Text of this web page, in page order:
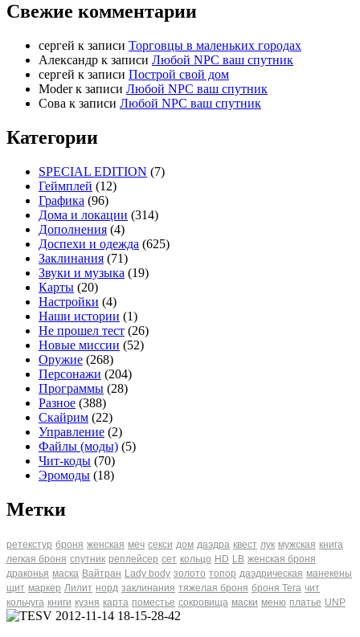
Свежие комментарии
cергей к записи Торговцы в маленьких городах
Александр к записи Любой NPC ваш спутник
cергей к записи Построй свой дом
Moderк записи Любой NPC ваш спутник
Сова к записи Любой NPC ваш спутник
Категории
SPECIAL EDITION (7)
Геймплей (12)
Графика (96)
Дома и локации (314)
Дополнения (4)
Доспехи и одежда (625)
Заклинания (71)
Звуки и музыка (19)
Карты (20)
Настройки (4)
Наши истории (1)
Не прошел тест (26)
Новые миссии (52)
Оружие (268)
Персонажи (204)
Программы (28)
Разное (388)
Скайрим (22)
Управление (2)
Файлы (моды) (5)
Чит-коды (70)
Эромоды (18)
Метки
ретекстур броня женская меч секси дом даэдра квест лук мужская книга
легкая броня спутник реплейсер сет кольцо HD LB женская броня
драконья маска Вайтран Lady body золото топор даэдрическая манекены
щит маркер Лилит норд заклинания тяжелая броня броня Tera чит
кольчуга книги кузня карта поместье сокровища маски меню платье UNP